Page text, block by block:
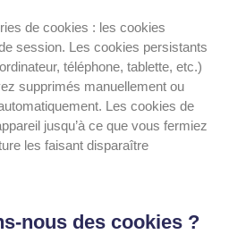
de cookies : les cookies
session. Les cookies persistants
téléphone, tablette, etc.)
supprimés manuellement ou
Les cookies de
jusqu’à ce que vous fermiez
les faisant disparaître
nous des cookies ?